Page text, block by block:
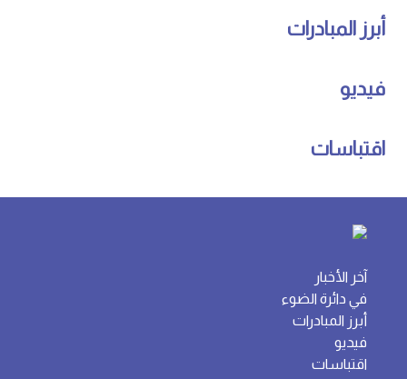
أبرز المبادرات
فيديو
اقتباسات
آخر الأخبار
في دائرة الضوء
أبرز المبادرات
فيديو
اقتباسات